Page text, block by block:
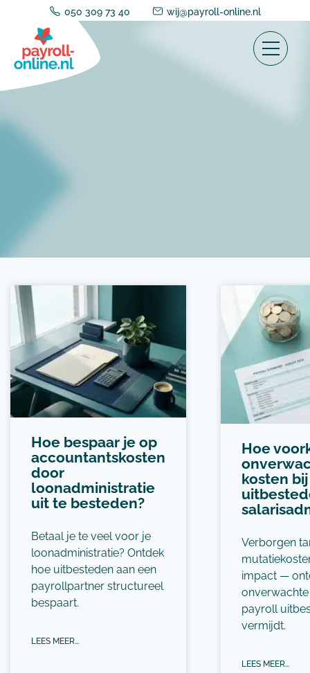
050 309 73 40 wij@payroll-online.nl
Hoe bespaar je op
accountantskosten
door
loonadministratie
uit te besteden?
Betaal je te veel voor je
loonadministratie? Ontdek
hoe uitbesteden aan een
payrollpartner structureel
bespaart.
LEES MEER...
Hoe
kosten
Verborgen
impact —
payroll
vermijdt.
LEES MEER...